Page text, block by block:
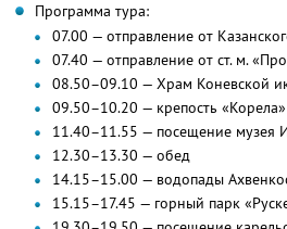
Программа тура:
07.00 — отправление от
07.40 — отправление от ст. м.
08.50–09.10 — Храм Коневской
09.50–10.20 — крепость «Корела»
11.40–11.55 — посещение музея
12.30–13.30 — обед
14.15–15.00 — водопады
15.15–17.45 — горный парк